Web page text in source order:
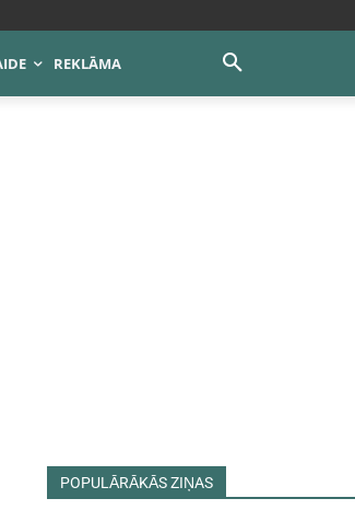
REKLĀMA
POPULĀRĀKĀS ZIŅAS